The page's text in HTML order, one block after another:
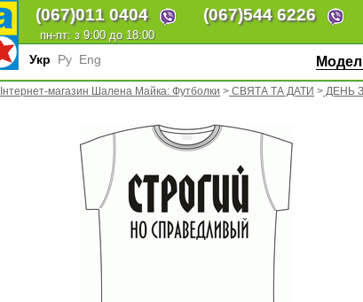
(067)011 0404 (067)544 6226
пн-пт: з 9:00 до 18:00
Укр Ру Eng
Інтернет-магазин Шалена Майка: Футболки > СВЯТА ТА ДАТИ > ДЕНЬ